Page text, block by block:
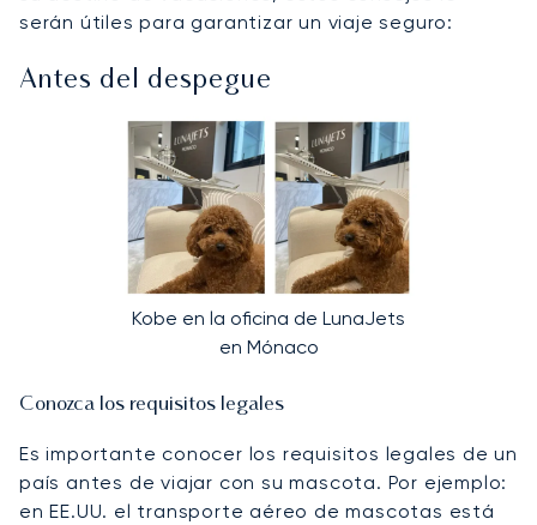
serán útiles para garantizar un viaje seguro:
Antes del despegue
Kobe en la oficina de LunaJets
en Mónaco
Conozca los requisitos legales
Es importante conocer los requisitos legales de un
país antes de viajar con su mascota. Por ejemplo:
en EE.UU. el transporte aéreo de mascotas está